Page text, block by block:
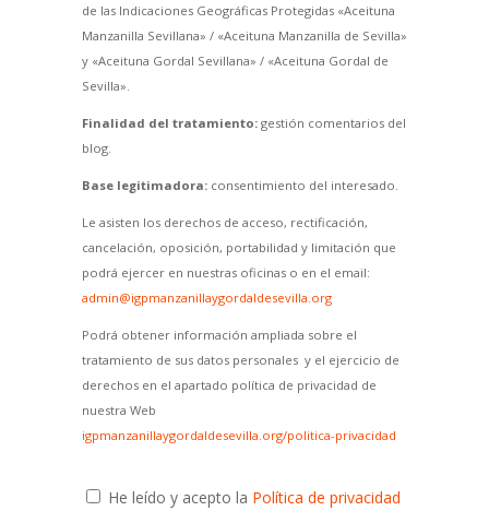
de las Indicaciones Geográficas Protegidas «Aceituna
Manzanilla Sevillana» / «Aceituna Manzanilla de Sevilla»
y «Aceituna Gordal Sevillana» / «Aceituna Gordal de
Sevilla».
Finalidad del tratamiento:gestión comentarios del
blog.
Base legitimadora:consentimiento del interesado.
Le asisten los derechos de acceso, rectificación,
cancelación, oposición, portabilidad y limitación que
podrá ejercer en nuestras oficinas o en el email:
admin@igpmanzanillaygordaldesevilla.org
Podrá obtener información ampliada sobre el
tratamiento de sus datos personales y el ejercicio de
derechos en el apartado política de privacidad de
nuestra Web
igpmanzanillaygordaldesevilla.org/politica-privacidad
He leído y acepto la Política de privacidad